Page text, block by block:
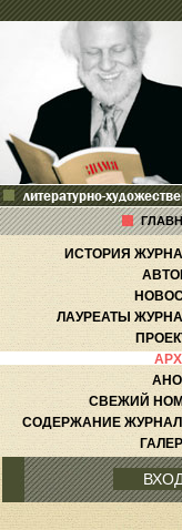
литературно-
ИСТОРИЯ
ЛАУРЕАТЫ
СВЕЖИЙ
СОДЕРЖАНИЕ